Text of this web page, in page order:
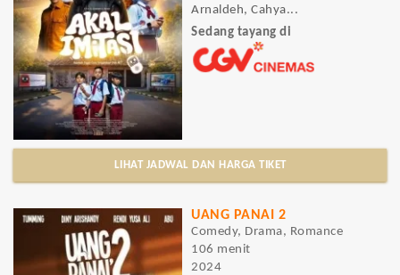
Arnaldeh, Cahya...
Sedang tayang di
LIHAT JADWAL DAN HARGA TIKET
UANG PANAI 2
Comedy, Drama, Romance
106 menit
2024